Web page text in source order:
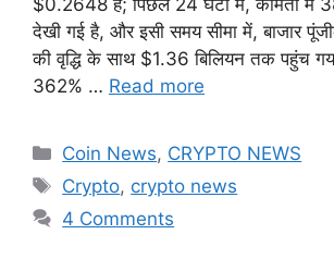
$0.2648 है; पिछले 24 घंटों में, कीमतों में
देखी गई है, और इसी समय सीमा में, बाजार
की वृद्धि के साथ $1.36 बिलियन तक पहुंच
362% … Read more
Categories
Coin News, CRYPTO NEWS
Tags
Crypto, crypto news
4 Comments